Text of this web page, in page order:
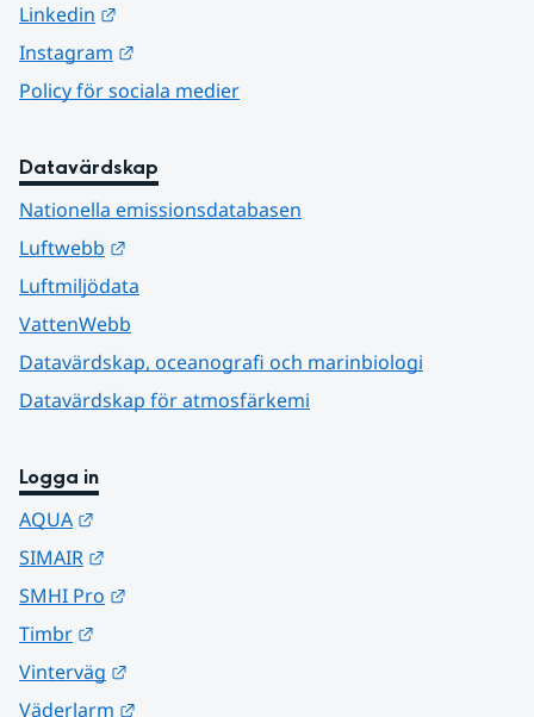
Linkedin
Instagram
Policy för sociala medier
Datavärdskap
Nationella emissionsdatabasen
Luftwebb
Luftmiljödata
VattenWebb
Datavärdskap, oceanografi och marinbiologi
Datavärdskap för atmosfärkemi
Logga in
AQUA
SIMAIR
SMHI Pro
Timbr
Vinterväg
Väderlarm